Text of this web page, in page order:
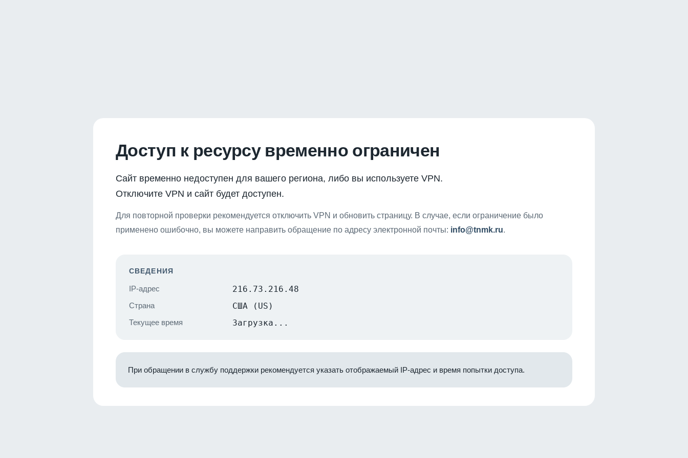
Доступ к ресурсу временно ограничен
Сайт временно недоступен для вашего региона, либо вы используете VPN.
Отключите VPN и сайт будет доступен.
Для повторной проверки рекомендуется отключить VPN и обновить страницу. В случае, если ограничение было
применено ошибочно, вы можете направить обращение по адресу электронной почты: info@tnmk.ru.
СВЕДЕНИЯ
IP-адрес 216.73.216.48
Страна США (US)
Текущее время Загрузка...
При обращении в службу поддержки рекомендуется указать отображаемый IP-адрес и время попытки доступа.